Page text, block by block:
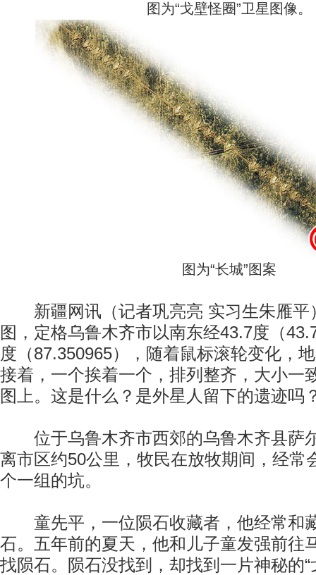
图为“戈壁怪圈”卫星图像。
图为“长城”图案
新疆网讯（记者巩亮亮 实习生朱雁平
图，定格乌鲁木齐市以南东经43.7度（
度（87.350965），随着鼠标滚轮变化，
接着，一个挨着一个，排列整齐，大小一
图上。这是什么？是外星人留下的遗迹吗
位于乌鲁木齐市西郊的乌鲁木齐县萨
离市区约50公里，牧民在放牧期间，经常
个一组的坑。
童先平，一位陨石收藏者，他经常和
石。五年前的夏天，他和儿子童发强前往
找陨石。陨石没找到，却找到一片神秘的“